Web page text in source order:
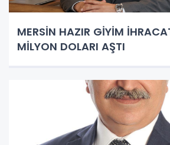
MERSİN HAZIR GİYİM
MİLYON DOLARI AŞTI